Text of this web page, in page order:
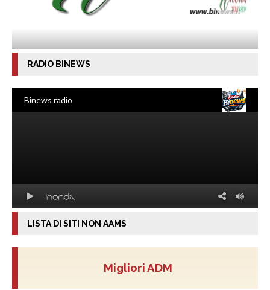
RADIO BINEWS
LISTA DI SITI NON AAMS
Migliori ADM